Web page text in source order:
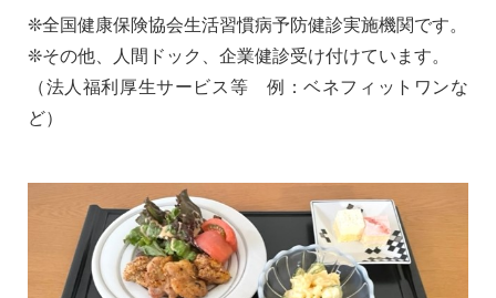
❊全国健康保険協会生活習慣病予防健診実施機関です。
❊その他、人間ドック、企業健診受け付けています。
（法人福利厚生サービス等 例：ベネフィットワンな
ど）